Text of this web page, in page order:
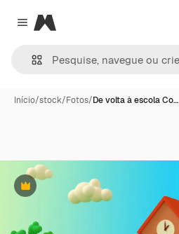
Close menu
Magnific
Início/stock/Fotos/De volta à escola Co…
Premium